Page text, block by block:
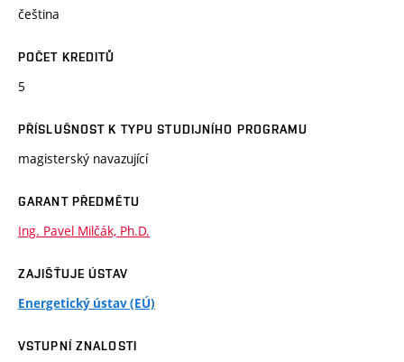
čeština
POČET KREDITŮ
5
PŘÍSLUŠNOST K TYPU STUDIJNÍHO PROGRAMU
magisterský navazující
GARANT PŘEDMĚTU
Ing. Pavel Milčák, Ph.D.
ZAJIŠŤUJE ÚSTAV
Energetický ústav (EÚ)
VSTUPNÍ ZNALOSTI